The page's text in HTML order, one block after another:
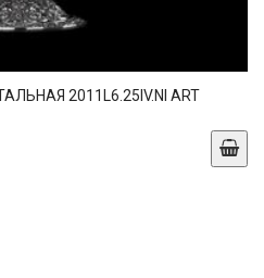
2011L6.25IV.NI ART